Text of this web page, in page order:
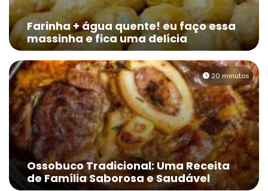
Farinha + água quente! eu faço essa
massinha e fica uma delícia
20 minutos
Ossobuco Tradicional: Uma Receita
de Família Saborosa e Saudável